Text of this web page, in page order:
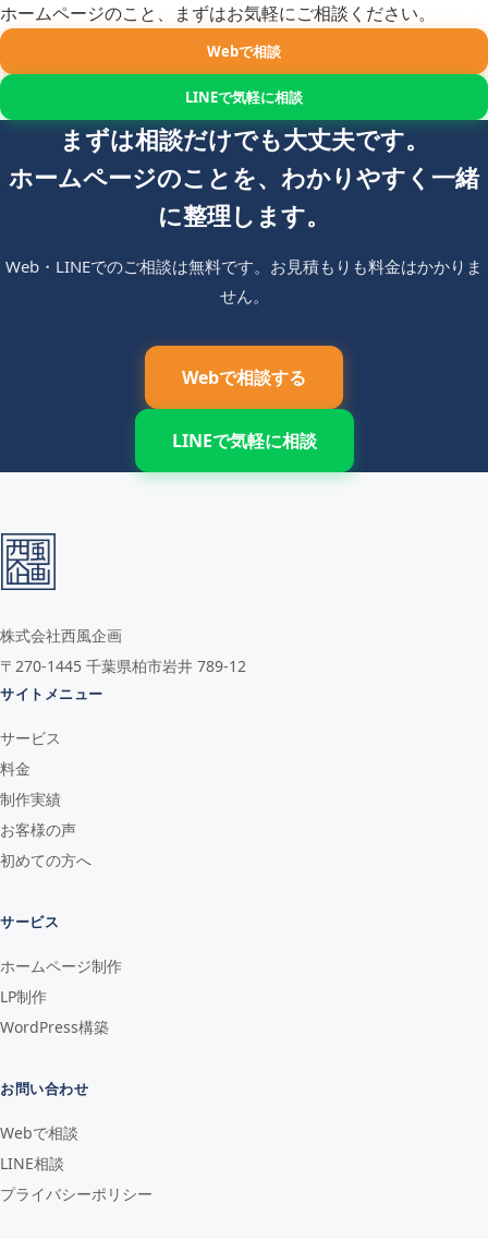
ホームページのこと、まずはお気軽にご相談ください。
Webで相談
LINEで気軽に相談
まずは相談だけでも大丈夫です。
ホームページのことを、わかりやすく一緒
に整理します。
Web・LINEでのご相談は無料です。お見積もりも料金はかかりま
せん。
Webで相談する
LINEで気軽に相談
株式会社西風企画
〒270-1445 千葉県柏市岩井 789-12
サイトメニュー
サービス
料金
制作実績
お客様の声
初めての方へ
サービス
ホームページ制作
LP制作
WordPress構築
お問い合わせ
Webで相談
LINE相談
プライバシーポリシー